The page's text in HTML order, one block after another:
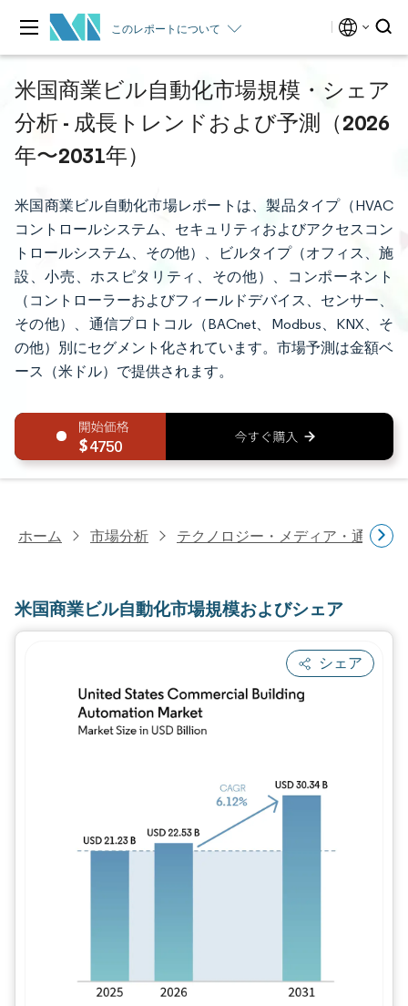
このレポートについて
米国商業ビル自動化市場規模・シェア
分析 - 成長トレンドおよび予測（2026
年〜2031年）
米国商業ビル自動化市場レポートは、製品タイプ（HVAC
コントロールシステム、セキュリティおよびアクセスコン
トロールシステム、その他）、ビルタイプ（オフィス、施
設、小売、ホスピタリティ、その他）、コンポーネント
（コントローラーおよびフィールドデバイス、センサー、
その他）、通信プロトコル（BACnet、Modbus、KNX、そ
の他）別にセグメント化されています。市場予測は金額ベ
ース（米ドル）で提供されます。
4750
ホーム 市場分析 テクノロジー・メディア・通信研
米国商業ビル自動化市場規模およびシェア
シェア